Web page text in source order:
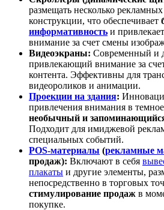
размещать несколько
конструкции, что обеспечивает
информативность и
внимание за счет смены
Видеоэкраны: Современный и
привлекающий внимание за
контента. Эффективны для
видеороликов и анимации.
Проекции на здания:
привлечения внимания в
необычный и
Подходит для имиджевой
специальных событий.
POS-материалы (рекламные
продаж): Включают в себя
плакаты и другие элементы,
непосредственно в торговых
стимулирование продаж в
покупке.